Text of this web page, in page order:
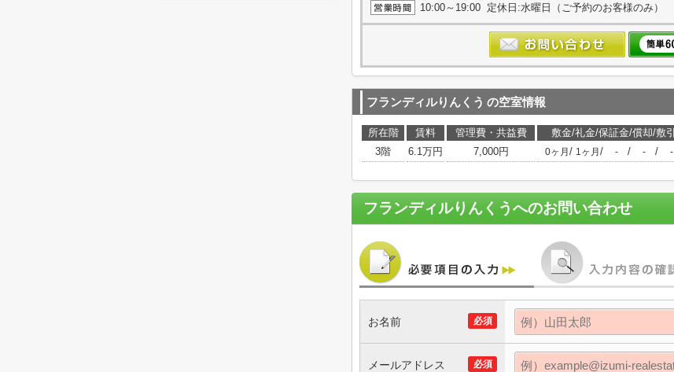
10:00～19:00 定休日:水曜日（ご予約のお客様のみ）
フランディルりんくう の空室情報
所在階 賃料 管理費・共益費 敷金/礼金/保証金/償却/敷引
3階
6.1万円 7,000円 0ヶ月 / 1ヶ月 / - / - / -
フランディルりんくうへのお問い合わせ
必須
お名前
必須
メールアドレス